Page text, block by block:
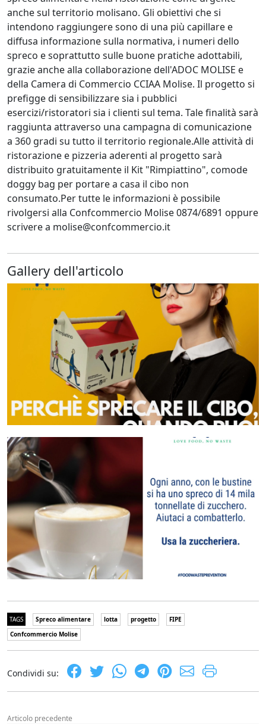
anche sul territorio molisano. Gli obiettivi che si
intendono raggiungere sono di una più capillare e
diffusa informazione sulla normativa, i numeri dello
spreco e soprattutto sulle buone pratiche adottabili,
grazie anche alla collaborazione dell'ADOC MOLISE e
della Camera di Commercio CCIAA Molise. Il progetto si
prefigge di sensibilizzare sia i pubblici
esercizi/ristoratori sia i clienti sul tema. Tale finalità sarà
raggiunta attraverso una campagna di comunicazione
a 360 gradi su tutto il territorio regionale.Alle attività di
ristorazione e pizzeria aderenti al progetto sarà
distribuito gratuitamente il Kit "Rimpiattino", comode
doggy bag per portare a casa il cibo non
consumato.Per tutte le informazioni è possibile
rivolgersi alla Confcommercio Molise 0874/6891 oppure
scrivere a molise@confcommercio.it
Gallery dell'articolo
TAGS Spreco alimentare lotta progetto
FIPE
Confcommercio Molise
Condividi su:
Articolo precedente